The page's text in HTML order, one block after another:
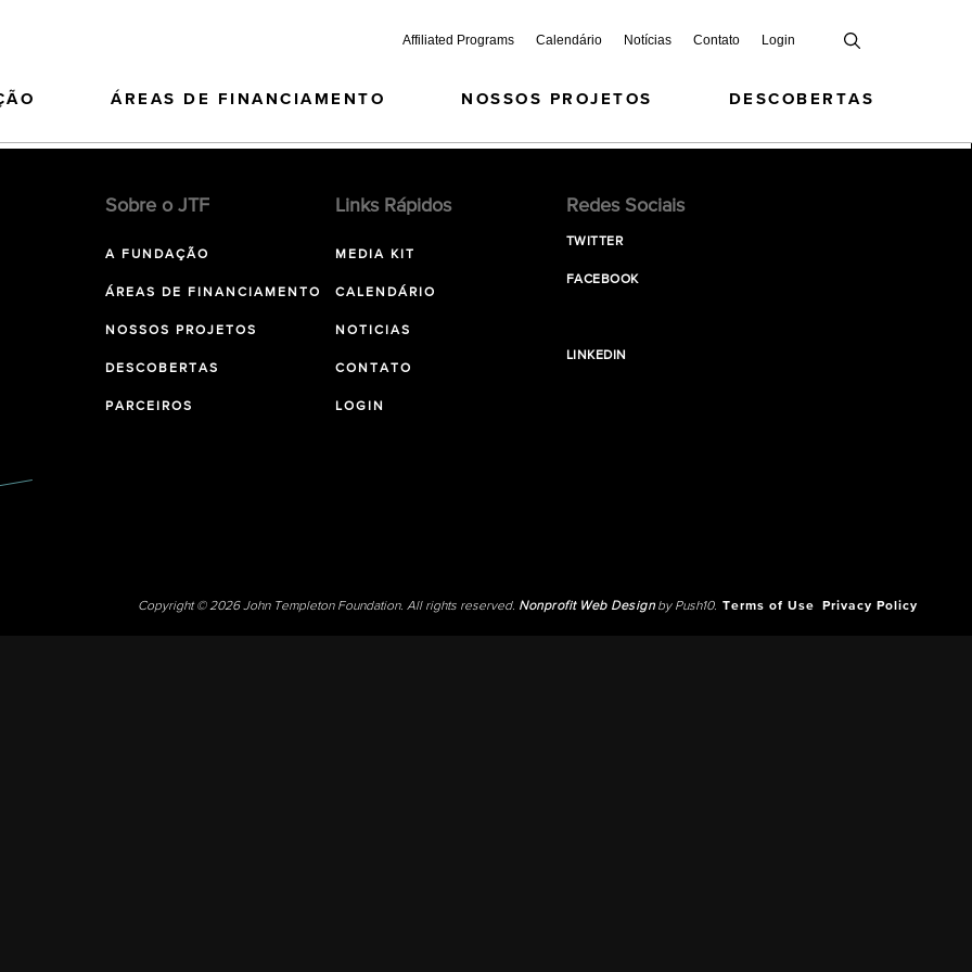
Affiliated Programs Calendário Notícias Contato Login
ÁREAS DE FINANCIAMENTO NOSSOS PROJETOS DESCOBERTAS
Sobre o JTF
A FUNDAÇÃO
ÁREAS DE FINANCIAMENTO
NOSSOS PROJETOS
DESCOBERTAS
PARCEIROS
Links Rápidos
MEDIA KIT
CALENDÁRIO
NOTICIAS
CONTATO
LOGIN
Redes Sociais
TWITTER
FACEBOOK
LINKEDIN
Copyright © 2026 John Templeton Foundation. All rights reserved. Nonprofit Web Designby Push10. Terms of Use Privacy Policy